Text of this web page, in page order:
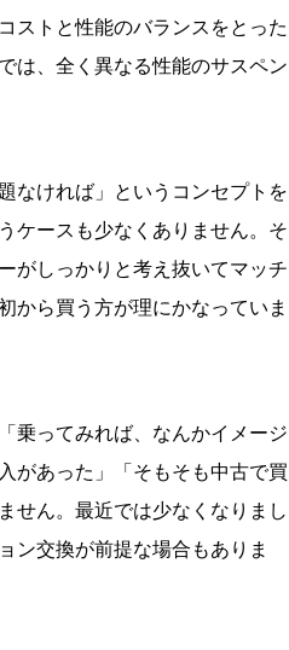
ストと性能のバランスをとった
は、全く異なる性能のサスペン
なければ」というコンセプトを
ケースも少なくありません。そ
がしっかりと考え抜いてマッチ
から買う方が理にかなっていま
乗ってみれば、なんかイメージ
があった」「そもそも中古で買
せん。最近では少なくなりまし
ン交換が前提な場合もありま